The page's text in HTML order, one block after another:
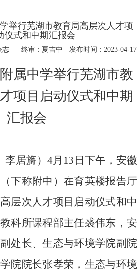
举行芜湖市教育局高层次人才项
仪式和中期汇报会
志 终审：夏吉中 发布时间：2023-04-17
属中学举行芜湖市教
项目启动仪式和中期
汇报会
李居旖） 4月 13 日下午，安徽
下称附中）在育英楼报告厅
层次人才项目启动仪式和中
科所课程部主任裘伟东，安
处长、生态与环境学院副院
院院长张孝荣，生态与环境